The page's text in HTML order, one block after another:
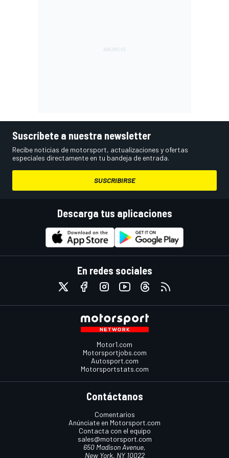
Suscríbete a nuestra newsletter
Recibe noticias de motorsport, actualizaciones y ofertas
especiales directamente en tu bandeja de entrada.
SUSCRIBIRSE
Descarga tus aplicaciones
En redes sociales
Motor1.com
Motorsportjobs.com
Autosport.com
Motorsportstats.com
Contáctanos
Comentarios
Anúnciate en Motorsport.com
Contacta con el equipo
sales@motorsport.com
650 Madison Avenue,
New York, NY 10022